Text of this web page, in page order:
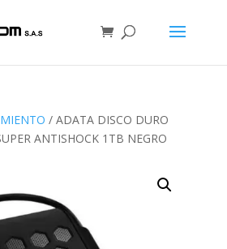
/ ADATA DISCO DURO
ANTISHOCK 1TB NEGRO